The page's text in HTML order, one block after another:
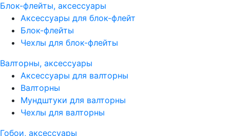
Блок-флейты, аксессуары
Аксессуары для блок-флейт
Блок-флейты
Чехлы для блок-флейты
Валторны, аксессуары
Аксессуары для валторны
Валторны
Мундштуки для валторны
Чехлы для валторны
Гобои, аксессуары